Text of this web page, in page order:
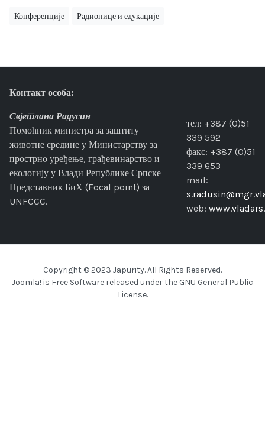
Конференције Радионице и едукације
Контакт особа:
Свјетлана Радусин
Помоћник министра за заштиту
животне средине у Министарству за
прострно уређење, грађевинарство и
екологију у Влади Републике Српске
Представник БиХ (Focal point) за
UNFCCC.
тел: +387 (0)51
339 592
факс: +387 (0)51
339 653
mail:
web:
Copyright © 2023 Japurity. All Rights Reserved.
Joomla! is Free Software released under the GNU General Public
License.